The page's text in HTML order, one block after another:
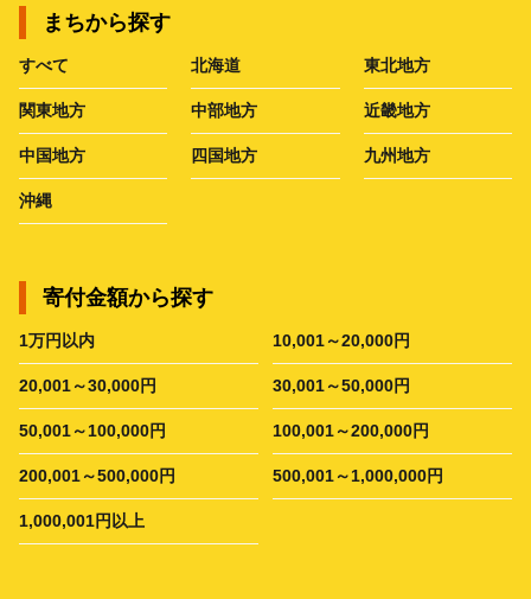
まちから探す
すべて 北海道 東北地方
関東地方 中部地方 近畿地方
中国地方 四国地方 九州地方
沖縄
寄付金額から探す
1万円以内 10,001～20,000円
20,001～30,000円 30,001～50,000円
50,001～100,000円 100,001～200,000円
200,001～500,000円 500,001～1,000,000円
1,000,001円以上